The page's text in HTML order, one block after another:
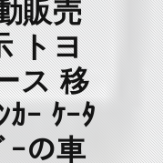
販売
トヨ
ス 移
ｰ ｹｰﾀ
ｰの車